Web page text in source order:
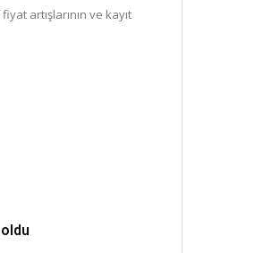
artışlarının ve kayıt